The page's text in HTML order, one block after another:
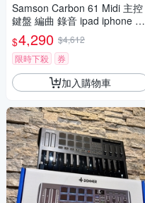
Samson Carbon 61 Midi 主控
鍵盤 編曲 錄音 ipad iphone 可
$4,290 $4,612
限時下殺
券
加入購物車